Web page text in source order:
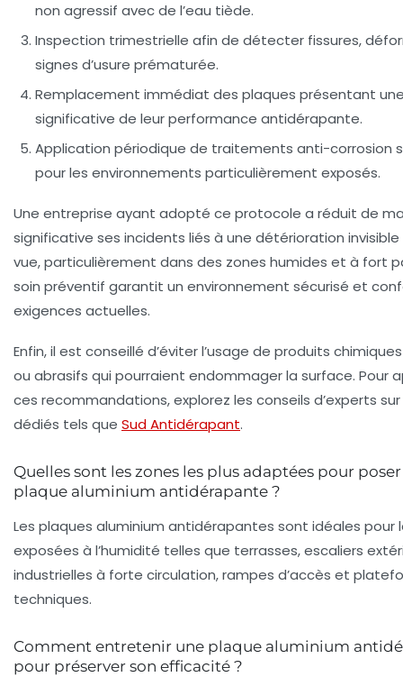
non agressif avec de l’eau tiède.
Inspection trimestrielle afin de détecter fissures,
signes d’usure prématurée.
Remplacement immédiat des plaques présentant
significative de leur performance antidérapante.
Application périodique de traitements anti-corrosion
pour les environnements particulièrement exposés.
Une entreprise ayant adopté ce protocole a réduit de
significative ses incidents liés à une détérioration
vue, particulièrement dans des zones humides et à fort
soin préventif garantit un environnement sécurisé et
exigences actuelles.
Enfin, il est conseillé d’éviter l’usage de produits
ou abrasifs qui pourraient endommager la surface. Pour
ces recommandations, explorez les conseils d’experts
dédiés tels que Sud Antidérapant.
Quelles sont les zones les plus adaptées pour
plaque aluminium antidérapante ?
Les plaques aluminium antidérapantes sont idéales pour
exposées à l’humidité telles que terrasses, escaliers
industrielles à forte circulation, rampes d’accès et
techniques.
Comment entretenir une plaque aluminium
pour préserver son efficacité ?